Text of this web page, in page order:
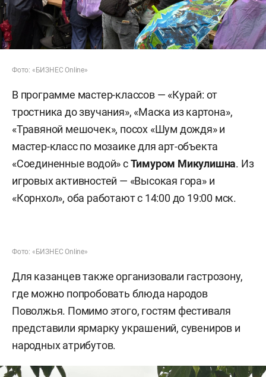
Фото: «БИЗНЕС Online»
В программе мастер-классов — «Курай: от
тростника до звучания», «Маска из картона»,
«Травяной мешочек», посох «Шум дождя» и
мастер-класс по мозаике для арт-объекта
«Соединенные водой» сТимуром Микулишна. Из
игровых активностей — «Высокая гора» и
«Корнхол», оба работают с 14:00 до 19:00 мск.